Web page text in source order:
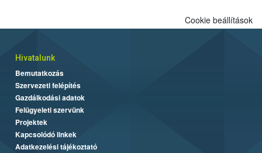
Cookie beállítások
Hivatalunk
Bemutatkozás
Szervezeti felépítés
Gazdálkodási adatok
Felügyeleti szervünk
Projektek
Kapcsolódó linkek
Adatkezelési tájékoztató